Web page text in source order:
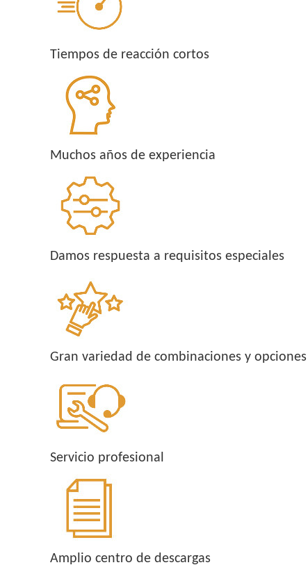
Tiempos de reacción cortos
Muchos años de experiencia
Damos respuesta a requisitos especiales
Gran variedad de combinaciones y opciones
Servicio profesional
Amplio centro de descargas